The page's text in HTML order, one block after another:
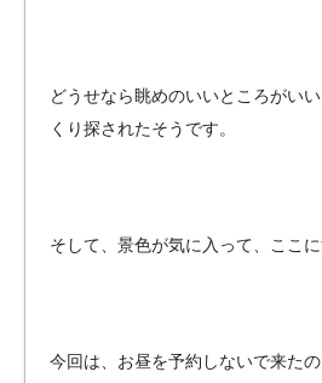
どうせなら眺めのいいところがい
くり探されたそうです。
そして、景色が気に入って、ここ
今回は、お昼を予約しないで来た